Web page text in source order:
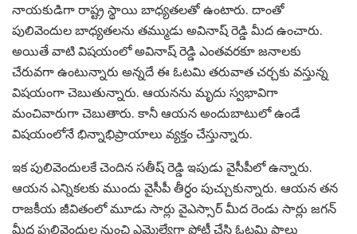
నాయకుడిగా రాష్ట్ర స్థాయి బాధ్యతలతో ఉంటారు. దాంతో
పులివెందుల బాధ్యతలను తమ్ముడు అవినాష్ రెడ్డి మీద ఉంచారు.
అయితే వాటి విషయంలో అవినాష్ రెడ్డి ఎంతవరకూ జనాలకు
చేరువగా ఉంటున్నారు అన్నదే ఈ ఓటమి తరువాత చర్చకు వస్తున్న
విషయంగా చెబుతున్నారు. ఆయనను మృదు స్వభావిగా
మంచివారుగా చెబుతారు. కానీ ఆయన అందుబాటులో ఉండే
విషయంలోనే భిన్నాభిప్రాయాలు వ్యక్తం చేస్తున్నారు.
ఇక పులివెందులకే చెందిన సతీష్ రెడ్డి ఇపుడు వైసీపీలో ఉన్నారు.
ఆయన ఎన్నికలకు ముందు వైసీపీ తీర్ధం పుచ్చుకున్నారు. ఆయన తన
రాజకీయ జీవితంలో మూడు సార్లు వైఎస్సార్ మీద రెండు సార్లు జగన్
మీద పులివెందుల నుంచి ఎమ్మెల్యేగా పోటీ చేసి ఓటమి పాలు